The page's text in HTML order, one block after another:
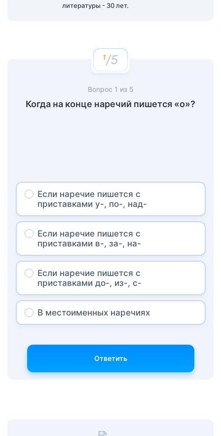
литературы - 30 лет.
/5
Вопрос 1 из 5
Когда на конце наречий пишется «о»?
Если наречие пишется с
приставками у-, по-, над-
Если наречие пишется с
приставками в-, за-, на-
Если наречие пишется с
приставками до-, из-, с-
В местоименных наречиях
Ответить